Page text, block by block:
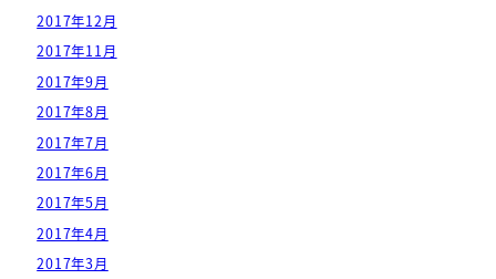
2017年12月
2017年11月
2017年9月
2017年8月
2017年7月
2017年6月
2017年5月
2017年4月
2017年3月